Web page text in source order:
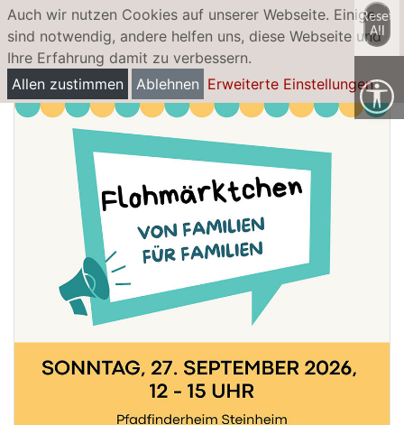
Auch wir nutzen Cookies auf unserer Webseite. Einige
sind notwendig, andere helfen uns, diese Webseite und
Ihre Erfahrung damit zu verbessern.
Allen zustimmen
Ablehnen Erweiterte Einstellungen
Flohmärktchen - Von Familien für Familien
Reset
All